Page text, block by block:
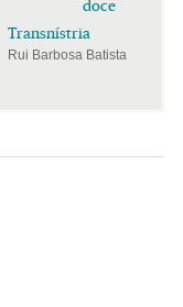
doce
Transnístria
Rui Barbosa Batista